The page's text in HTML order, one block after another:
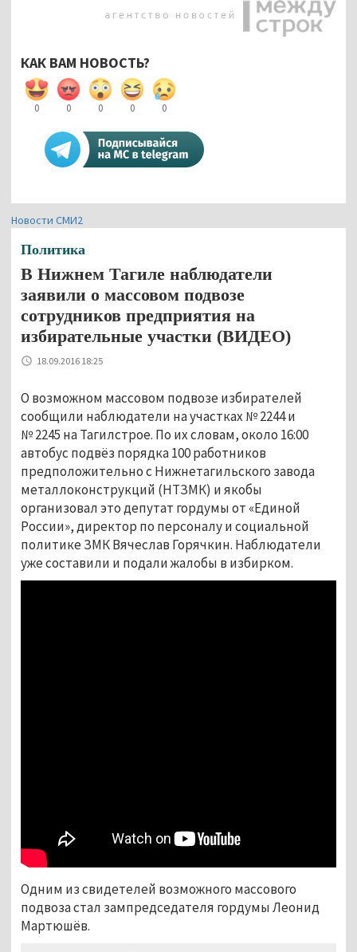
КАК ВАМ НОВОСТЬ?
0 0 0 0 0
Новости СМИ2
Политика
В Нижнем Тагиле наблюдатели
заявили о массовом подвозе
сотрудников предприятия на
избирательные участки (ВИДЕО)
18.09.2016 18:25
О возможном массовом подвозе избирателей
сообщили наблюдатели на участках № 2244 и
№ 2245 на Тагилстрое. По их словам, около 16:00
автобус подвёз порядка 100 работников
предположительно с Нижнетагильского завода
металлоконструкций (НТЗМК) и якобы
организовал это депутат гордумы от «Единой
России», директор по персоналу и социальной
политике ЗМК Вячеслав Горячкин. Наблюдатели
уже составили и подали жалобы в избирком.
Одним из свидетелей возможного массового
подвоза стал зампредседателя гордумы Леонид
Мартюшёв.